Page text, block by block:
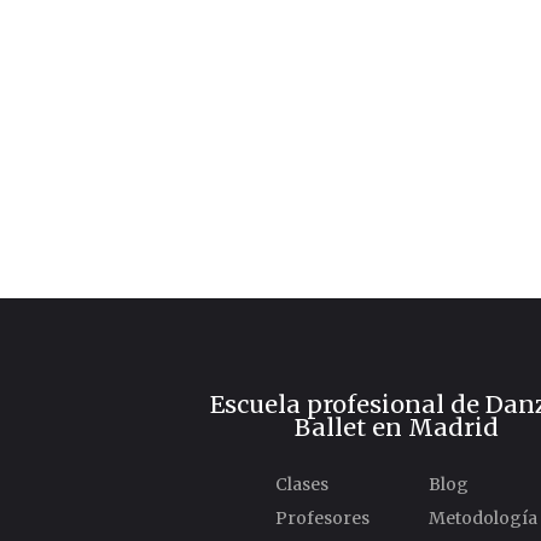
Escuela profesional de
Ballet en Madrid
Clases
Blog
Profesores
Metodología